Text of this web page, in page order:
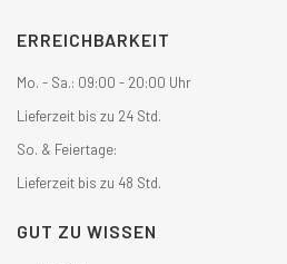
ERREICHBARKEIT
Mo. - Sa.: 09:00 - 20:00 Uhr
Lieferzeit bis zu 24 Std.
So. & Feiertage:
Lieferzeit bis zu 48 Std.
GUT ZU WISSEN